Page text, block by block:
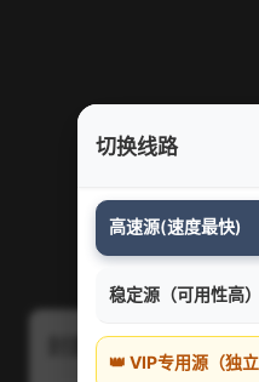
切换线路
高速源(速度最快)
稳定源（可用性高）
👑 VIP专用源（独立
封面图片线路切换（